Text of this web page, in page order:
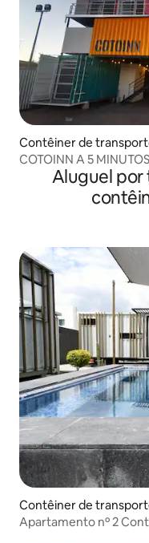
Contêiner de
COTOINN A 5
Aluguel por
Contêiner de
a
Apartamento nº 2